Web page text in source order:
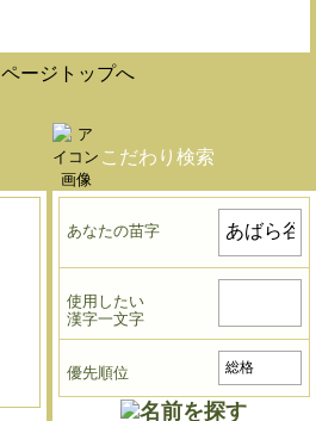
ページトップへ
こだわり検索
あなたの苗字
使用したい
漢字一文字
優先順位